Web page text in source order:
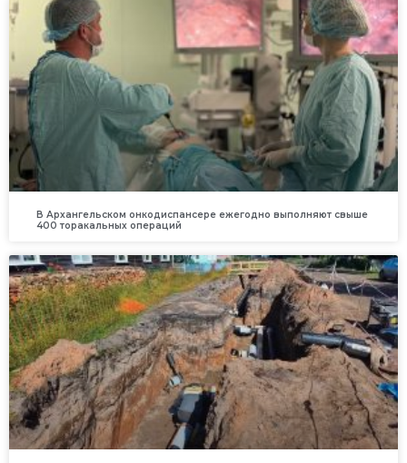
В Архангельском онкодиспансере ежегодно выполняют свыше
400 торакальных операций